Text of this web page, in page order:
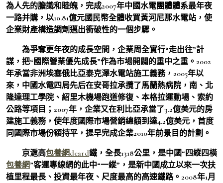
為人先的膽識和睦魄，完成2007年中國水電團體體系最年夜
一路并購，以10.81億元國民幣全體收買黃河尼那水電站，使
企業財產構造調劑邁出衝破性的一個步驟。
為爭奪更年夜的成長空間，企業周全實行“走出往”計
謀，把“國際營業優先成長”作為市場開闢的重中之重。2002
年承當非洲埃塞俄比亞泰克澤水電站施工義務，2005年以
來，中國水電四局先后在安哥拉承攬了馬蘭熱病院，南、北
隆達理工學院、紹里木機場跑道修復、本格拉運動場、索約
公路等項目；2007年，企業又在利比亞承當了3.2億美元的房
建施工義務，使年度國際市場營銷總額到達4.2億美元，首度
同國際市場份額持平，提早完成企業2010年前景目的計劃。
京滬高包養網dcard鐵，全長1318公里，是中國“四縱四橫
包養網”客運專線網的此中“一縱”，是新中國成立以來一次扶
植里程最長、投資最年夜、尺度最高的高速鐵路。2008年1月